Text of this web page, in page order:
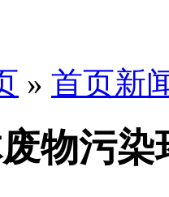
» 首页新
物污